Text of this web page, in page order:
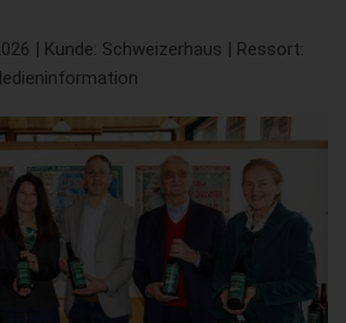
| Kunde: Schweizerhaus | Ressort: